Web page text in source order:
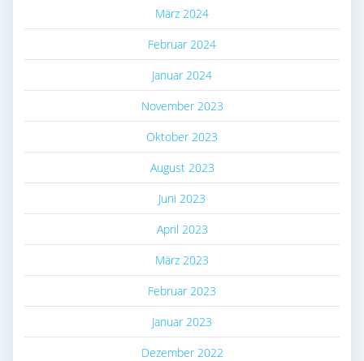
März 2024
Februar 2024
Januar 2024
November 2023
Oktober 2023
August 2023
Juni 2023
April 2023
März 2023
Februar 2023
Januar 2023
Dezember 2022